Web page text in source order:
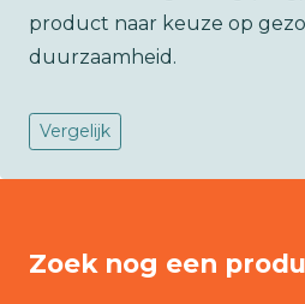
product naar keuze op
duurzaamheid.
Vergelijk
Zoek nog een